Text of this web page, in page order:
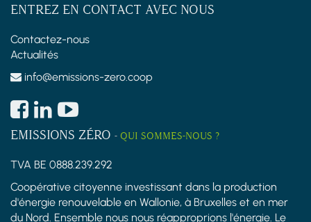
ENTREZ EN CONTACT AVEC NOUS
Contactez-nous
Actualités
info@emissions-zero.coop
EMISSIONS ZÉRO - QUI SOMMES-NOUS ?
TVA BE 0888.239.292
Coopérative citoyenne investissant dans la production
d'énergie renouvelable en Wallonie, à Bruxelles et en mer
du Nord. Ensemble nous nous réapproprions l'énergie. Le